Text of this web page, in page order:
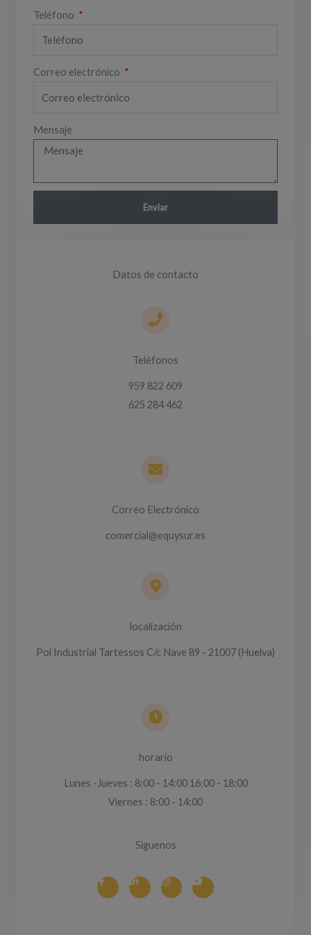
Teléfono
Correo electrónico
Mensaje
Enviar
Datos de contacto
Teléfonos
959 822 609
625 284 462
Correo Electrónico
comercial@equysur.es
localización
Pol Industrial Tartessos C/c Nave 89 - 21007 (Huelva)
horario
Lunes -Jueves : 8:00 - 14:00 16:00 - 18:00
Viernes : 8:00 - 14:00
Siguenos
F
c
L
n
I
s
Y
u